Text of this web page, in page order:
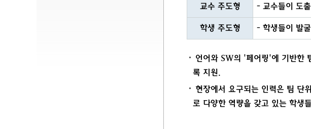
교수 주도형 - 교수들이 도
학생 주도형 - 학생들이 발
언어와 SW의 '페어링'에 기반한
록 지원.
현장에서 요구되는 인력은 팀 단
로 다양한 역량을 갖고 있는 학생